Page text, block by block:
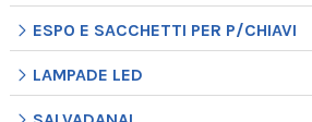
ESPO E SACCHETTI PER P/CHIAVI
LAMPADE LED